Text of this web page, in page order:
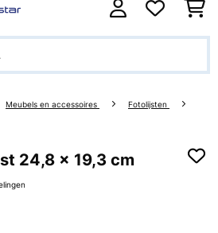
Meubels en accessoires Fotolijsten
24,8 x 19,3 cm